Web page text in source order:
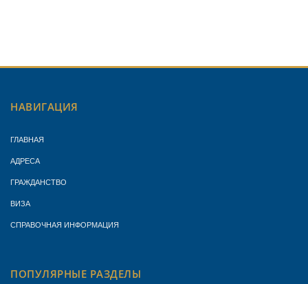
НАВИГАЦИЯ
ГЛАВНАЯ
АДРЕСА
ГРАЖДАНСТВО
ВИЗА
СПРАВОЧНАЯ ИНФОРМАЦИЯ
ПОПУЛЯРНЫЕ РАЗДЕЛЫ